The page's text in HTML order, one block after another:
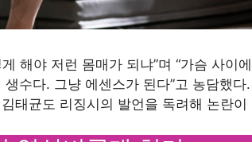
해야 저런 몸매가 되냐”며 “가슴 사이
수다. 그냥 에센스가 된다”고 농담했다
태균도 리징시의 발언을 독려해 논란이